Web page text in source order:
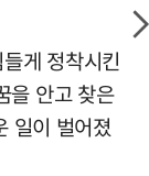
게 정착시킨
을 안고 찾은
일이 벌어졌